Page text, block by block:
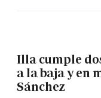
Illa cumple
a la baja y en
Sánchez